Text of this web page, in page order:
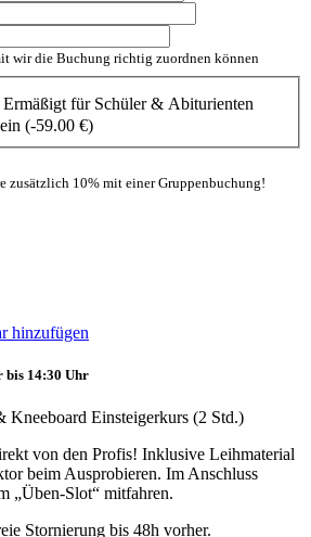
wir die Buchung richtig zuordnen können
Ermäßigt für Schüler & Abiturienten
(-59.00 €)
zusätzlich 10% mit einer Gruppenbuchung!
hinzufügen
bis 14:30 Uhr
Kneeboard Einsteigerkurs (2 Std.)
von den Profis! Inklusive Leihmaterial
beim Ausprobieren. Im Anschluss
„Üben-Slot“ mitfahren.
Stornierung bis 48h vorher.